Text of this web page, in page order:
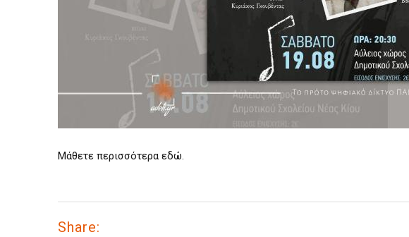
Μάθετε περισσότερα εδώ.
Share: